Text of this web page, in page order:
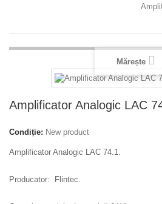
Mărește
Amplificator Analogic LAC
Condiție: New product
Amplificator Analogic LAC 74.1.
Producator: Flintec.